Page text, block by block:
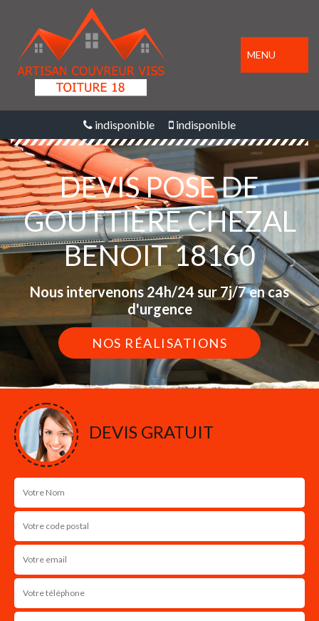
MENU
indisponible indisponible
DEVIS POSE DE
GOUTTIÈRE CHEZAL
BENOIT 18160
Nous intervenons 24h/24 sur 7j/7 en cas
d'urgence
NOS RÉALISATIONS
DEVIS GRATUIT